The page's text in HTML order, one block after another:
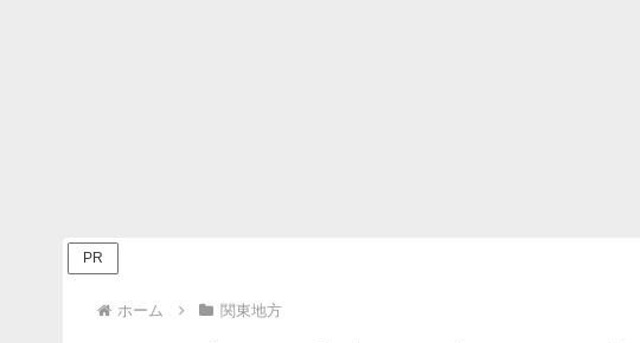
PR
ホーム 関東地方